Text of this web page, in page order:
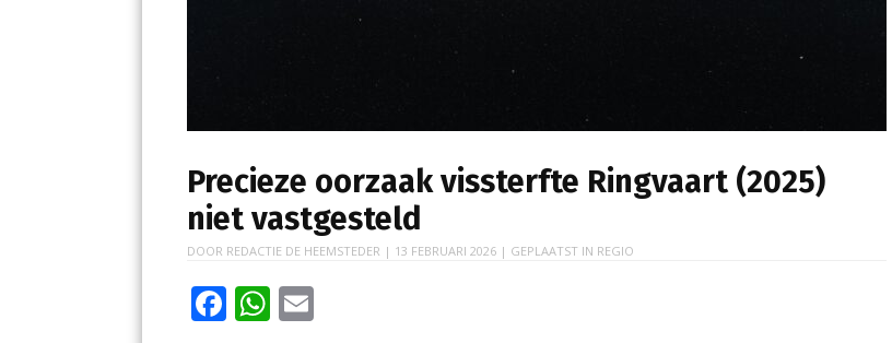
Precieze oorzaak vissterfte Ringvaart (2025)
niet vastgesteld
DOOR REDACTIE DE HEEMSTEDER | 13 FEBRUARI 2026 | GEPLAATST IN REGIO
F W